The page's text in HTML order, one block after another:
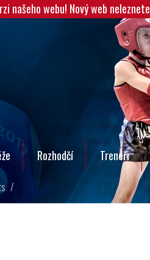
našeho webu! Nový web neleznete
Rozhodčí Trenéři
/